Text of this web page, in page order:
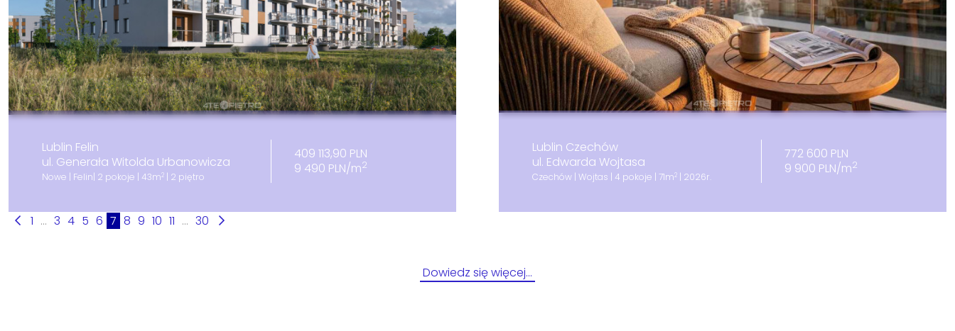
Lublin Felin
ul. Generała Witolda Urbanowicza
Nowe | Felin| 2 pokoje | 43m2 | 2 piętro
409 113,90 PLN
9 490 PLN/m2
Lublin Czechów
ul. Edwarda Wojtasa
Czechów | Wojtas | 4 pokoje | 71m2 | 2026r.
772 600 PLN
9 900 PLN/m2
1 ... 3 4 5 6 7 8 9 10 11 ... 30
Dowiedz się więcej…